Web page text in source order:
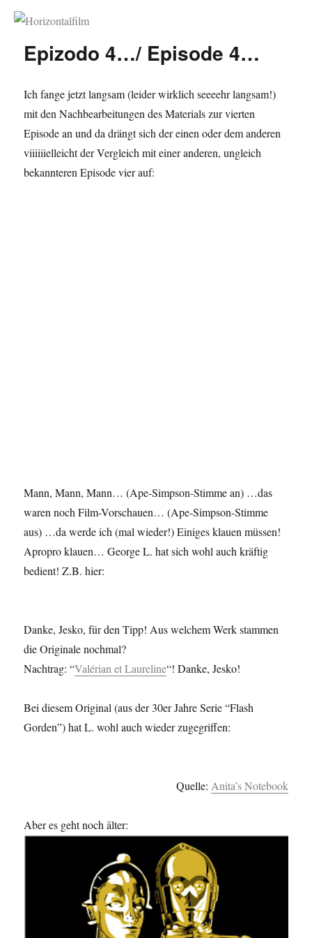
Horizontalfilm
Epizodo 4…/ Episode 4…
Ich fange jetzt langsam (leider wirklich seeeehr langsam!)
mit den Nachbearbeitungen des Materials zur vierten
Episode an und da drängt sich der einen oder dem anderen
viiiiiielleicht der Vergleich mit einer anderen, ungleich
bekannteren Episode vier auf:
Mann, Mann, Mann… (Ape-Simpson-Stimme an) …das
waren noch Film-Vorschauen… (Ape-Simpson-Stimme
aus) …da werde ich (mal wieder!) Einiges klauen müssen!
Apropro klauen… George L. hat sich wohl auch kräftig
bedient! Z.B. hier:
Danke, Jesko, für den Tipp! Aus welchem Werk stammen
die Originale nochmal?
Nachtrag: “Valérian et Laureline“! Danke, Jesko!
Bei diesem Original (aus der 30er Jahre Serie “Flash
Gorden”) hat L. wohl auch wieder zugegriffen:
Quelle: Anita’s Notebook
Aber es geht noch älter: